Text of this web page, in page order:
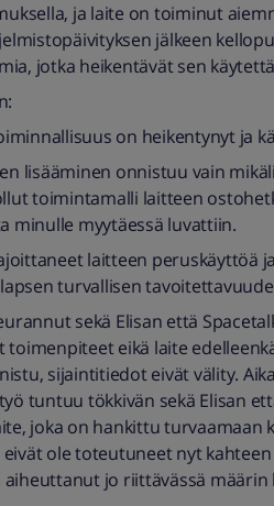
ja laite on toiminut
jälkeen
jotka heikentävät sen
on heikentynyt ja
lisääminen onnistuu vain
toimintamalli laitteen
minulle myytäessä luvattiin.
laitteen peruskäyttöä
turvallisen
sekä Elisan että
eikä laite
sijaintitiedot eivät välity.
tuntuu tökkivän sekä Elisan
joka on hankittu turvaamaan
ole toteutuneet nyt
aiheuttanut jo riittävässä